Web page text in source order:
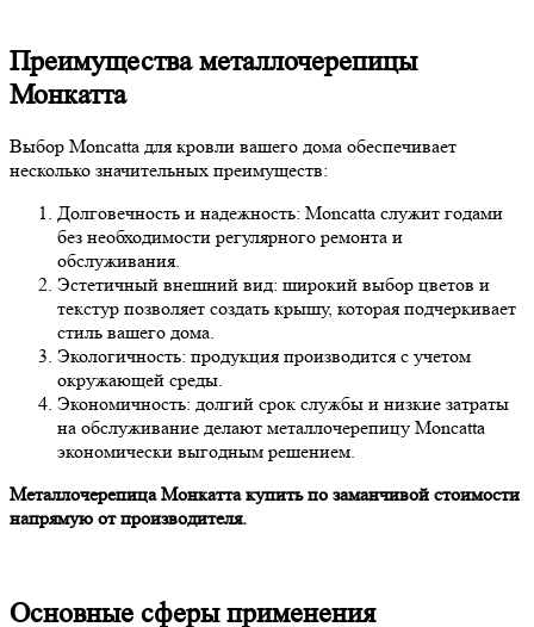
Преимущества металлочерепицы
Монкатта
Выбор Moncatta для кровли вашего дома обеспечивает
несколько значительных преимуществ:
Долговечность и надежность: Moncatta служит годами
без необходимости регулярного ремонта и
обслуживания.
Эстетичный внешний вид: широкий выбор цветов и
текстур позволяет создать крышу, которая подчеркивает
стиль вашего дома.
Экологичность: продукция производится с учетом
окружающей среды.
Экономичность: долгий срок службы и низкие затраты
на обслуживание делают металлочерепицу Moncatta
экономически выгодным решением.
Металлочерепица Монкатта купить по заманчивой стоимости
напрямую от производителя.
Основные сферы применения